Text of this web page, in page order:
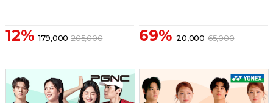
12% 179,000 205,000 69% 20,000 65,000